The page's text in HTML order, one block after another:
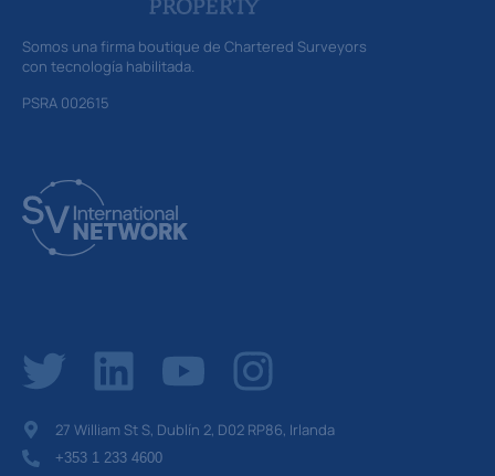
Somos una firma boutique de Chartered Surveyors
con tecnología habilitada.
PSRA 002615
27 William St S, Dublín 2, D02 RP86, Irlanda
+353 1 233 4600